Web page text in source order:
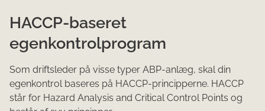
HACCP-baseret
egenkontrolprogram
Som driftsleder på visse typer ABP-anlæg, skal din
egenkontrol baseres på HACCP-principperne. HACCP
står for Hazard Analysis and Critical Control Points og